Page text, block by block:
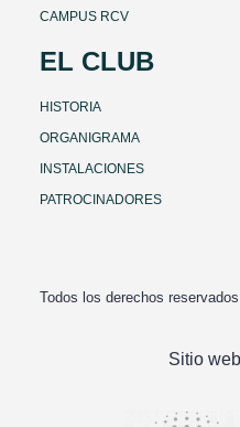
CAMPUS RCV
EL CLUB
HISTORIA
ORGANIGRAMA
INSTALACIONES
PATROCINADORES
Todos los derechos
Sitio